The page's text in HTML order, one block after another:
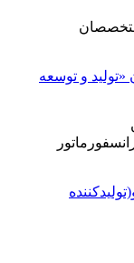
و توسعه